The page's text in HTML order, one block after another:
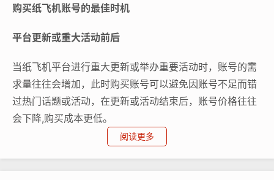
购买纸飞机账号的最佳时机
平台更新或重大活动前后
当纸飞机平台进行重大更新或举办重要活动时，账号的需
求量往往会增加，此时购买账号可以避免因账号不足而错
过热门话题或活动，在更新或活动结束后，账号价格往往
会下降,购买成本更低。
阅读更多